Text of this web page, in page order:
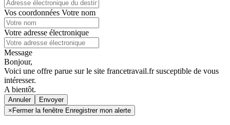
Vos coordonnées Votre nom
Votre adresse électronique
Message
Bonjour,
Voici une offre parue sur le site francetravail.fr susceptible de vous
intéresser.
A bientôt.
Annuler
× Fermer la fenêtre Enregistrer mon alerte